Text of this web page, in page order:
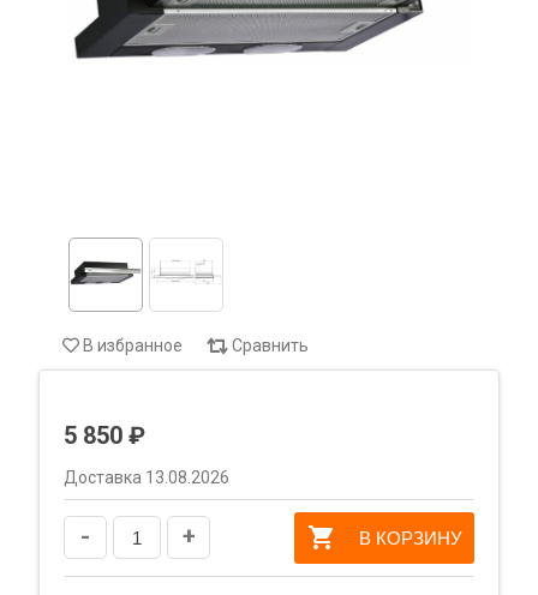
В избранное Сравнить
5 850 ₽
Доставка 13.08.2026
- + В КОРЗИНУ